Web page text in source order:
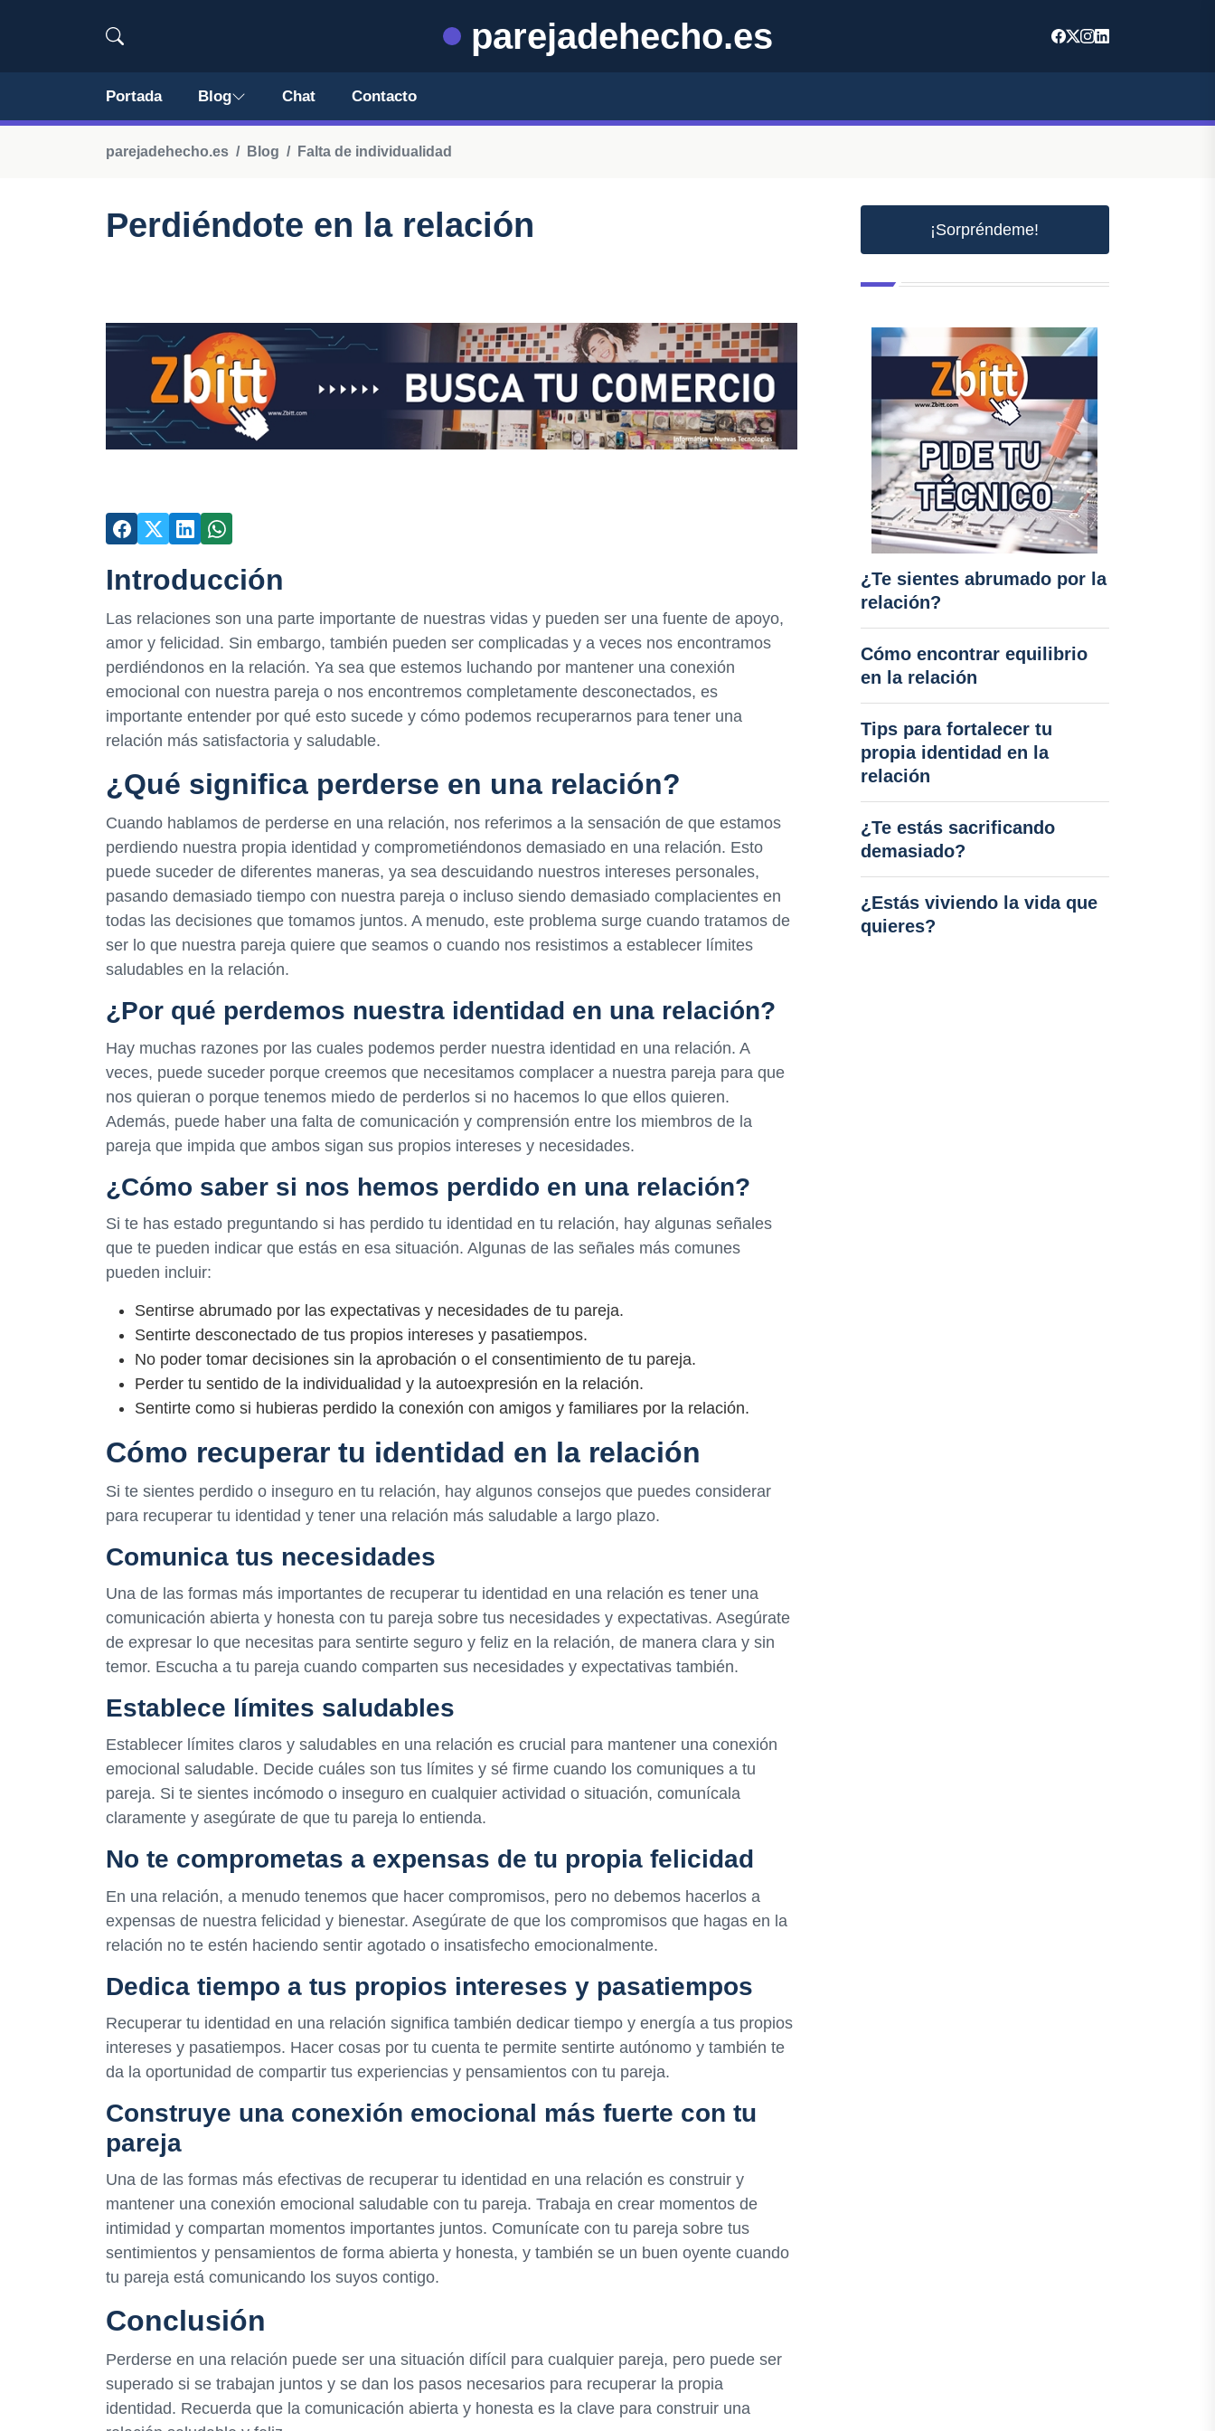
parejadehecho.es
Portada Blog Chat Contacto
parejadehecho.es Blog Falta de individualidad
Perdiéndote en la relación
Introducción
Las relaciones son una parte importante de nuestras vidas y pueden ser una fuente de apoyo,
amor y felicidad. Sin embargo, también pueden ser complicadas y a veces nos encontramos
perdiéndonos en la relación. Ya sea que estemos luchando por mantener una conexión
emocional con nuestra pareja o nos encontremos completamente desconectados, es
importante entender por qué esto sucede y cómo podemos recuperarnos para tener una
relación más satisfactoria y saludable.
¿Qué significa perderse en una relación?
Cuando hablamos de perderse en una relación, nos referimos a la sensación de que estamos
perdiendo nuestra propia identidad y comprometiéndonos demasiado en una relación. Esto
puede suceder de diferentes maneras, ya sea descuidando nuestros intereses personales,
pasando demasiado tiempo con nuestra pareja o incluso siendo demasiado complacientes en
todas las decisiones que tomamos juntos. A menudo, este problema surge cuando tratamos de
ser lo que nuestra pareja quiere que seamos o cuando nos resistimos a establecer límites
saludables en la relación.
¿Por qué perdemos nuestra identidad en una relación?
Hay muchas razones por las cuales podemos perder nuestra identidad en una relación. A
veces, puede suceder porque creemos que necesitamos complacer a nuestra pareja para que
nos quieran o porque tenemos miedo de perderlos si no hacemos lo que ellos quieren.
Además, puede haber una falta de comunicación y comprensión entre los miembros de la
pareja que impida que ambos sigan sus propios intereses y necesidades.
¿Cómo saber si nos hemos perdido en una relación?
Si te has estado preguntando si has perdido tu identidad en tu relación, hay algunas señales
que te pueden indicar que estás en esa situación. Algunas de las señales más comunes
pueden incluir:
Sentirse abrumado por las expectativas y necesidades de tu pareja.
Sentirte desconectado de tus propios intereses y pasatiempos.
No poder tomar decisiones sin la aprobación o el consentimiento de tu pareja.
Perder tu sentido de la individualidad y la autoexpresión en la relación.
Sentirte como si hubieras perdido la conexión con amigos y familiares por la relación.
Cómo recuperar tu identidad en la relación
Si te sientes perdido o inseguro en tu relación, hay algunos consejos que puedes considerar
para recuperar tu identidad y tener una relación más saludable a largo plazo.
Comunica tus necesidades
Una de las formas más importantes de recuperar tu identidad en una relación es tener una
comunicación abierta y honesta con tu pareja sobre tus necesidades y expectativas. Asegúrate
de expresar lo que necesitas para sentirte seguro y feliz en la relación, de manera clara y sin
temor. Escucha a tu pareja cuando comparten sus necesidades y expectativas también.
Establece límites saludables
Establecer límites claros y saludables en una relación es crucial para mantener una conexión
emocional saludable. Decide cuáles son tus límites y sé firme cuando los comuniques a tu
pareja. Si te sientes incómodo o inseguro en cualquier actividad o situación, comunícala
claramente y asegúrate de que tu pareja lo entienda.
No te comprometas a expensas de tu propia felicidad
En una relación, a menudo tenemos que hacer compromisos, pero no debemos hacerlos a
expensas de nuestra felicidad y bienestar. Asegúrate de que los compromisos que hagas en la
relación no te estén haciendo sentir agotado o insatisfecho emocionalmente.
Dedica tiempo a tus propios intereses y pasatiempos
Recuperar tu identidad en una relación significa también dedicar tiempo y energía a tus propios
intereses y pasatiempos. Hacer cosas por tu cuenta te permite sentirte autónomo y también te
da la oportunidad de compartir tus experiencias y pensamientos con tu pareja.
Construye una conexión emocional más fuerte con tu
pareja
Una de las formas más efectivas de recuperar tu identidad en una relación es construir y
mantener una conexión emocional saludable con tu pareja. Trabaja en crear momentos de
intimidad y compartan momentos importantes juntos. Comunícate con tu pareja sobre tus
sentimientos y pensamientos de forma abierta y honesta, y también se un buen oyente cuando
tu pareja está comunicando los suyos contigo.
Conclusión
Perderse en una relación puede ser una situación difícil para cualquier pareja, pero puede ser
superado si se trabajan juntos y se dan los pasos necesarios para recuperar la propia
identidad. Recuerda que la comunicación abierta y honesta es la clave para construir una
¡Sorpréndeme!
¿Te sientes abrumado por la
relación?
Cómo encontrar equilibrio
en la relación
Tips para fortalecer tu
propia identidad en la
relación
¿Te estás sacrificando
demasiado?
¿Estás viviendo la vida que
quieres?